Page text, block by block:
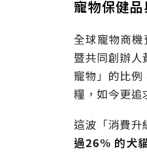
寵物保健
全球寵物商
暨共同創辦人
寵物」的比例
糧，如今更追
這波「消費升
過26% 的犬